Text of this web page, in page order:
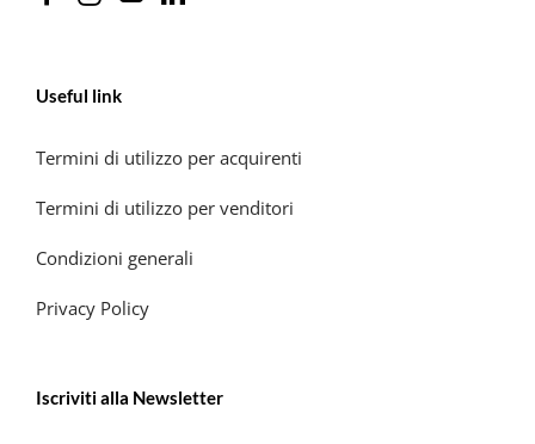
Useful link
Termini di utilizzo per acquirenti
Termini di utilizzo per venditori
Condizioni generali
Privacy Policy
Iscriviti alla Newsletter